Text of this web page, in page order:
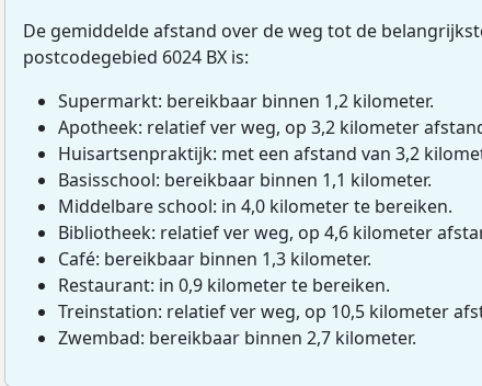
De gemiddelde afstand over de weg tot de
postcodegebied 6024 BX is:
Supermarkt: bereikbaar binnen 1,2 kilometer.
Apotheek: relatief ver weg, op 3,2 kilometer
Huisartsenpraktijk: met een afstand van 3,2
Basisschool: bereikbaar binnen 1,1 kilometer.
Middelbare school: in 4,0 kilometer te bereiken.
Bibliotheek: relatief ver weg, op 4,6 kilometer
Café: bereikbaar binnen 1,3 kilometer.
Restaurant: in 0,9 kilometer te bereiken.
Treinstation: relatief ver weg, op 10,5 kilometer
Zwembad: bereikbaar binnen 2,7 kilometer.